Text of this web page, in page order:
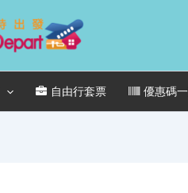
自由行套票 優惠碼